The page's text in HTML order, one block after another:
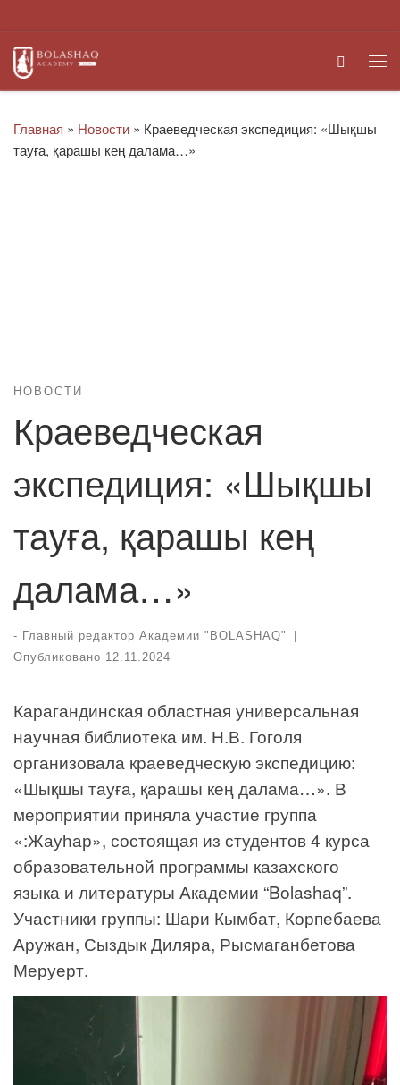
Search
Главная » Новости » Краеведческая экспедиция: «Шықшы
тауға, қарашы кең далама…»
НОВОСТИ
Краеведческая
экспедиция: «Шықшы
тауға, қарашы кең
далама…»
- Главный редактор Академии "BOLASHAQ"
|
Опубликовано 12.11.2024
Карагандинская областная универсальная
научная библиотека им. Н.В. Гоголя
организовала краеведческую экспедицию:
«Шықшы тауға, қарашы кең далама…». В
мероприятии приняла участие группа
«:Жауһар», состоящая из студентов 4 курса
образовательной программы казахского
языка и литературы Академии “Bolashaq”.
Участники группы: Шари Кымбат, Корпебаева
Аружан, Сыздык Диляра, Рысмаганбетова
Меруерт.